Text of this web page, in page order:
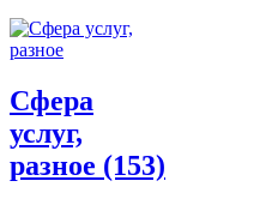
Сфера
услуг,
разное (153)